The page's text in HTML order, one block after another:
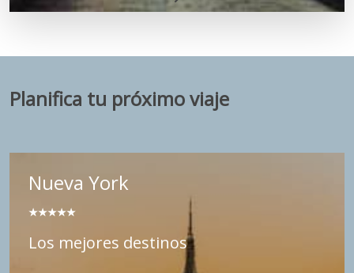
Planifica tu próximo viaje
Nueva York
★★★★★
Los mejores destinos